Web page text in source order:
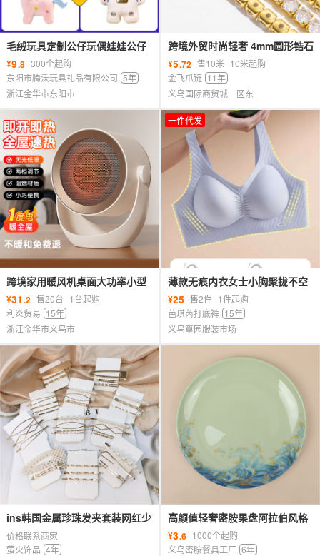
毛绒玩具定制公仔玩偶娃娃公仔
定制定做企业吉祥物来图打样定
做娃
¥9.8 300个起购
东阳市腾沃玩具礼品有限公司 5年
浙江金华市东阳市
跨境外贸时尚轻奢 4mm圆形锆石
爪链饰品配件饰品鞋包衣帽配件
材料
¥5.72 售10米 10米起购
金飞爪链 11年
义乌国际商贸城一区东
跨境家用暖风机桌面大功率小型
取暖器可壁挂宿舍速热便携式电
暖器
¥31.2 售20台 1台起购
利炎贸易 15年
浙江金华市义乌市
一件代发
薄款无痕内衣女士小胸聚拢不空
杯防下垂收副乳无钢圈美背运动
文胸
¥25 售2件 1件起购
芭琪芮打底裤 15年
义乌篁园服装市场
ins韩国金属珍珠发夹套装网红少
女百拱一字夹简约边夹发卡发饰
女
价格联系商家
萤火饰品 4年
高颜值轻奢密胺果盘阿拉伯风格
复古水果盘pet金色奢华时尚花边
¥3.6 1000个起购
义乌密胺餐具工厂 6年